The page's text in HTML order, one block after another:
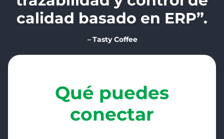
calidad basado en ERP”.
–Tasty Coffee
Qué puedes
conectar